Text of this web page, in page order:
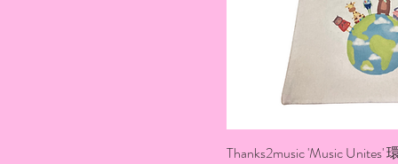
Thanks2music 'Music Unites'